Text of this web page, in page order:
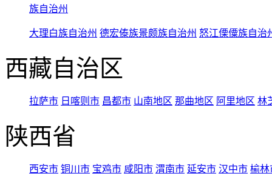
族自治州
大理白族自治州 德宏傣族景颇族自治州 怒江傈僳族自治
西藏自治区
拉萨市 日喀则市 昌都市 山南地区 那曲地区 阿里地区 林
陕西省
西安市 铜川市 宝鸡市 咸阳市 渭南市 延安市 汉中市 榆林